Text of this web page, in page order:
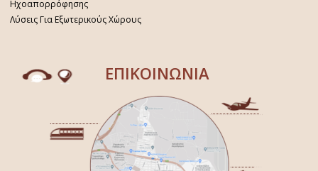
Ηχοαπορρόφησης
Λύσεις Για Εξωτερικούς Χώρους
ΕΠΙΚΟΙΝΩΝΙΑ